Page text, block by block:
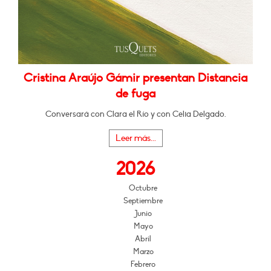
Cristina Araújo Gámir presentan Distancia
de fuga
Conversará con Clara el Río y con Celia Delgado.
Leer más...
2026
Octubre
Septiembre
Junio
Mayo
Abril
Marzo
Febrero